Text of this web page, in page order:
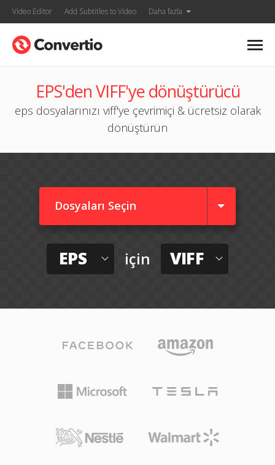
Video Editor Add Subtitles to Video Daha fazla
EPS'den VIFF'ye dönüştürücü
eps dosyalarınızı viff'ye çevrimiçi & ücretsiz olarak
dönüştürün
Dosyaları Seçin
EPS için VIFF